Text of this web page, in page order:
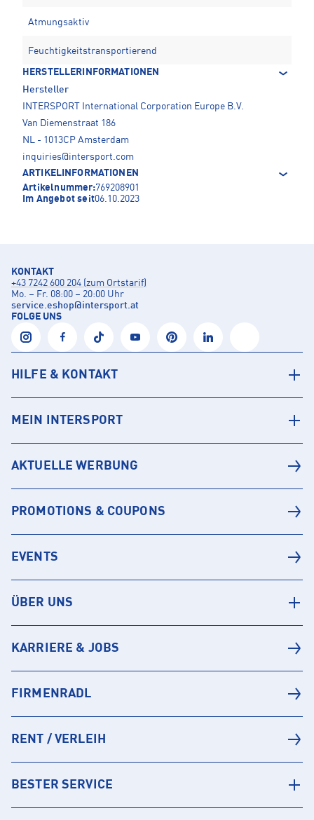
Atmungsaktiv
Feuchtigkeitstransportierend
HERSTELLERINFORMATIONEN
Hersteller
INTERSPORT International Corporation Europe B.V.
Van Diemenstraat 186
NL - 1013CP Amsterdam
inquiries@intersport.com
ARTIKELINFORMATIONEN
Artikelnummer:769208901
Im Angebot seit06.10.2023
KONTAKT
+43 7242 600 204 (zum Ortstarif)
Mo. – Fr. 08:00 – 20:00 Uhr
service.eshop@intersport.at
FOLGE UNS
HILFE & KONTAKT
MEIN INTERSPORT
AKTUELLE WERBUNG
PROMOTIONS & COUPONS
EVENTS
ÜBER UNS
KARRIERE & JOBS
FIRMENRADL
RENT / VERLEIH
BESTER SERVICE